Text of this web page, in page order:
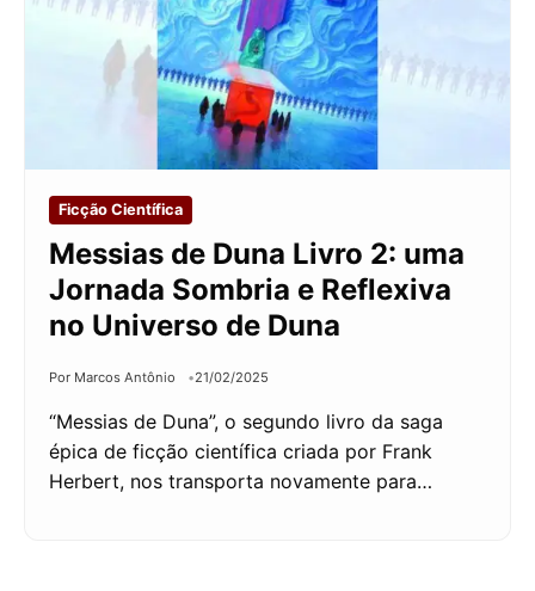
Ficção Científica
Messias de Duna Livro 2: uma
Jornada Sombria e Reflexiva
no Universo de Duna
Por Marcos Antônio 21/02/2025
“Messias de Duna”, o segundo livro da saga
épica de ficção científica criada por Frank
Herbert, nos transporta novamente para…